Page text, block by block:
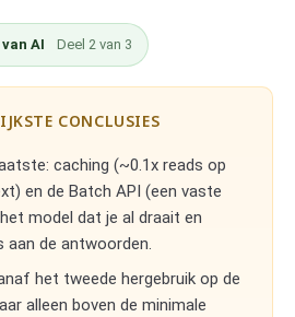
AI Deel 2 van 3
CONCLUSIES
caching (~0.1x reads op
en de Batch API (een vaste
model dat je al draait en
aan de antwoorden.
het tweede hergebruik op de
alleen boven de minimale